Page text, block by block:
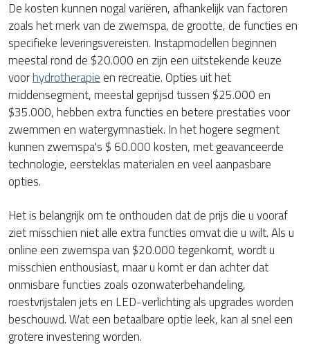
De kosten kunnen nogal variëren, afhankelijk van factoren
zoals het merk van de zwemspa, de grootte, de functies en
specifieke leveringsvereisten. Instapmodellen beginnen
meestal rond de $20.000 en zijn een uitstekende keuze
voorhydrotherapieen recreatie. Opties uit het
middensegment, meestal geprijsd tussen $25.000 en
$35.000, hebben extra functies en betere prestaties voor
zwemmen en watergymnastiek. In het hogere segment
kunnen zwemspa's $ 60.000 kosten, met geavanceerde
technologie, eersteklas materialen en veel aanpasbare
opties.
Het is belangrijk om te onthouden dat de prijs die u vooraf
ziet misschien niet alle extra functies omvat die u wilt. Als u
online een zwemspa van $20.000 tegenkomt, wordt u
misschien enthousiast, maar u komt er dan achter dat
onmisbare functies zoals ozonwaterbehandeling,
roestvrijstalen jets en LED-verlichting als upgrades worden
beschouwd. Wat een betaalbare optie leek, kan al snel een
grotere investering worden.